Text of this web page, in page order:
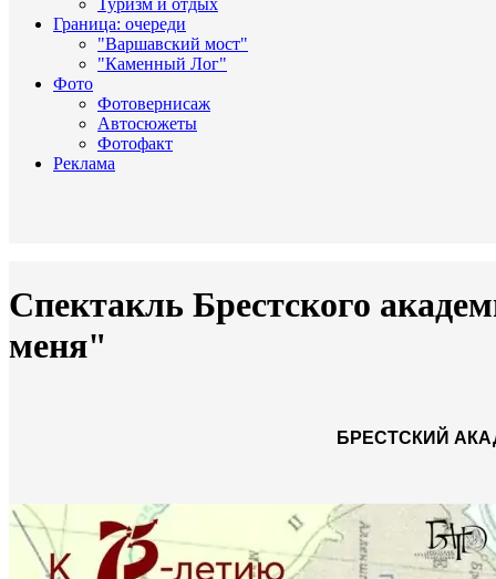
Туризм и отдых
Граница: очереди
"Варшавский мост"
"Каменный Лог"
Фото
Фотовернисаж
Автосюжеты
Фотофакт
Реклама
Спектакль Брестского
меня"
БРЕСТСКИЙ